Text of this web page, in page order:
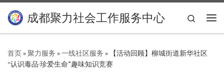
Skip to content
成都聚力社会工作服务中心
Search
首页»聚力服务 »一线社区服务 »
【活动回顾】柳城街道新华社区
“认识毒品·珍爱生命”趣味知识竞赛